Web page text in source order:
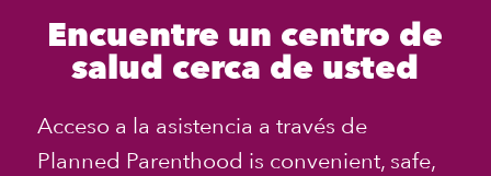
Encuentre un centro de
salud cerca de usted
Acceso a la asistencia a través de
Planned Parenthood is convenient, safe,